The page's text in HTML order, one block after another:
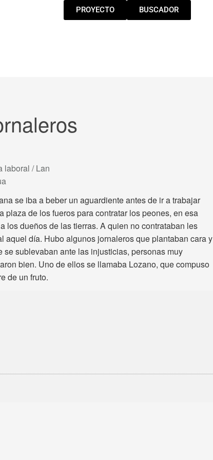
PROYECTO BUSCADOR
laboral / Lan
se iba a beber un aguardiente antes de ir a trabajar
de los fueros para contratar los peones, en esa
los dueños de las tierras. A quien no contrataban les
aquel día. Hubo algunos jornaleros que plantaban cara y
sublevaban ante las injusticias, personas muy
bien. Uno de ellos se llamaba Lozano, que compuso
de un fruto.